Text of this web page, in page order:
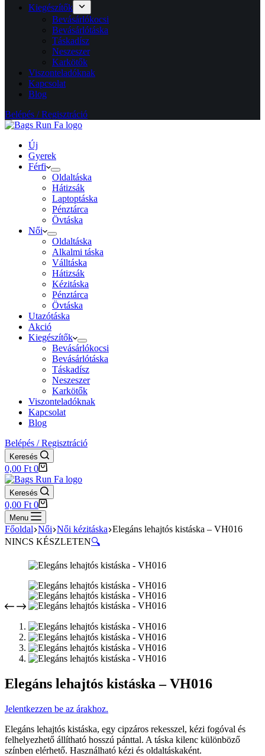
Kiegészítők
Bevásárlókocsi
Bevásárlótáska
Táskadísz
Neszeszer
Karkötők
Viszonteladóknak
Kapcsolat
Blog
Belépés / Regisztráció
Új
Gyerek
Férfi
Oldaltáska
Hátizsák
Laptoptáska
Pénztárca
Övtáska
Női
Oldaltáska
Alkalmi táska
Válltáska
Hátizsák
Kézitáska
Pénztárca
Övtáska
Utazótáska
Akció
Kiegészítők
Bevásárlókocsi
Bevásárlótáska
Táskadísz
Neszeszer
Karkötők
Viszonteladóknak
Kapcsolat
Blog
Belépés / Regisztráció
Keresés
Shopping
cart
0,00 Ft 0
Keresés
Shopping
cart
0,00 Ft 0
Menu
Főoldal Női Női kézitáska Elegáns lehajtós kistáska – VH016
NINCS KÉSZLETEN🔍
Elegáns lehajtós kistáska – VH016
Jelentkezzen be az árakhoz.
Elegáns lehajtós kistáska, egy cipzáros rekesszel, kézi fogóval és
felhelyezhető állítható hosszú pánttal. A táska kilenc különböző
színben elérhető. Használható kézi és oldaltáskaként.